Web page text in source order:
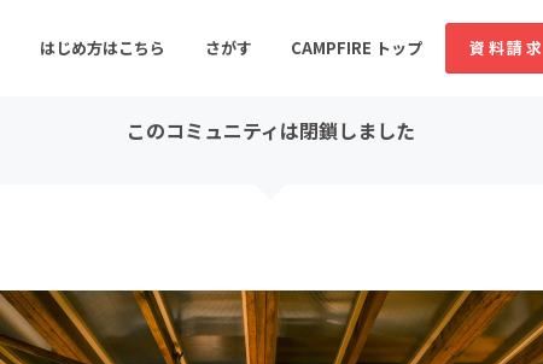
はじめ方はこちら さがす CAMPFIRE トップ 資料請求
音楽 舞台・パフォーマンス
ゲーム・サービス開発
フード・飲食店
このコミュニティは閉鎖しました